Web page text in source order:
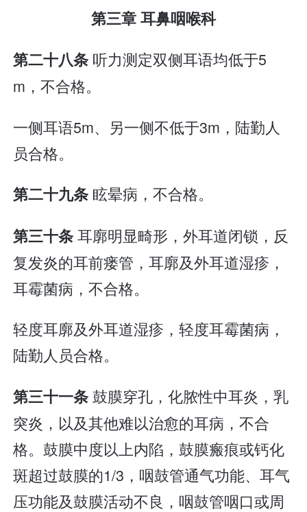
第三章 耳鼻咽喉科
第二十八条 听力测定双侧耳语均低于5
m，不合格。
一侧耳语5m、另一侧不低于3m，陆勤人
员合格。
第二十九条 眩晕病，不合格。
第三十条耳廓明显畸形，外耳道闭锁，反
复发炎的耳前瘘管，耳廓及外耳道湿疹，
耳霉菌病，不合格。
轻度耳廓及外耳道湿疹，轻度耳霉菌病，
陆勤人员合格。
第三十一条鼓膜穿孔，化脓性中耳炎，乳
突炎，以及其他难以治愈的耳病，不合
格。鼓膜中度以上内陷，鼓膜瘢痕或钙化
斑超过鼓膜的1/3，咽鼓管通气功能、耳气
压功能及鼓膜活动不良，咽鼓管咽口或周